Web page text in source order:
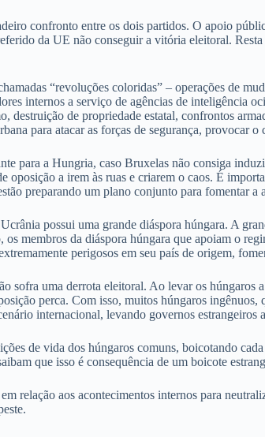
confronto entre os dois partidos. O apoio
da UE não conseguir a vitória eleitoral.
“revoluções coloridas” – operações de
internos a serviço de agências de inteligência
destruição de propriedade estatal, confrontos
para atacar as forças de segurança, provocar o
para a Hungria, caso Bruxelas não consiga
oposição a irem às ruas e criarem o caos. É
preparando um plano conjunto para fomentar a
possui uma grande diáspora húngara. A
membros da diáspora húngara que apoiam o
perigosos em seu país de origem,
sofra uma derrota eleitoral. Ao levar os
perca. Com isso, muitos húngaros
internacional, levando governos estrangeiros
de vida dos húngaros comuns, boicotando
que isso é consequência de um boicote
relação aos acontecimentos internos para